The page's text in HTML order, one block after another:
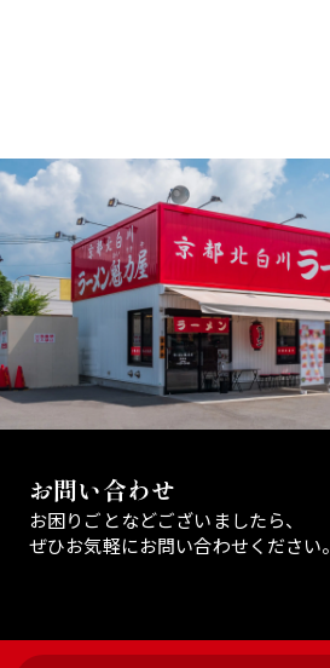
お問い合わせ
お困りごとなどございましたら、
ぜひお気軽にお問い合わせください。